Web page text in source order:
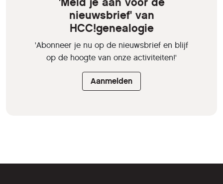
nieuwsbrief' van
HCC!genealogie
'Abonneer je nu op de nieuwsbrief en blijf
op de hoogte van onze activiteiten!'
Aanmelden